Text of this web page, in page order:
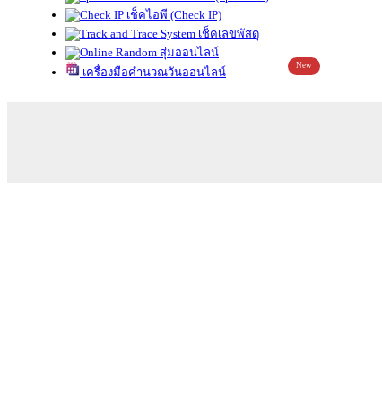
เช็คไอพี (Check IP)
เช็คเลขพัสดุ
สุ่มออนไลน์
เครื่องมือคำนวณวันออนไลน์
New